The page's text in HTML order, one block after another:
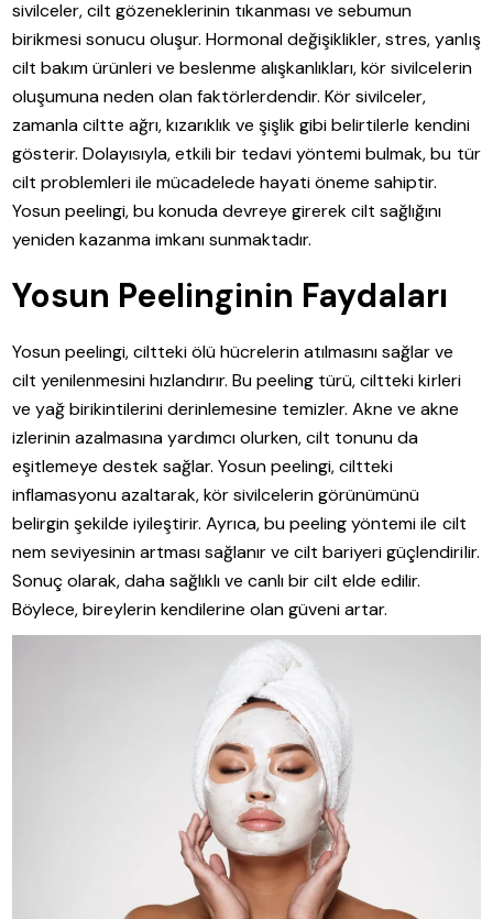
sivilceler, cilt gözeneklerinin tıkanması ve sebumun
birikmesi sonucu oluşur. Hormonal değişiklikler, stres, yanlış
cilt bakım ürünleri ve beslenme alışkanlıkları, kör sivilcelerin
oluşumuna neden olan faktörlerdendir. Kör sivilceler,
zamanla ciltte ağrı, kızarıklık ve şişlik gibi belirtilerle kendini
gösterir. Dolayısıyla, etkili bir tedavi yöntemi bulmak, bu tür
cilt problemleri ile mücadelede hayati öneme sahiptir.
Yosun peelingi, bu konuda devreye girerek cilt sağlığını
yeniden kazanma imkanı sunmaktadır.
Yosun Peelinginin Faydaları
Yosun peelingi, ciltteki ölü hücrelerin atılmasını sağlar ve
cilt yenilenmesini hızlandırır. Bu peeling türü, ciltteki kirleri
ve yağ birikintilerini derinlemesine temizler. Akne ve akne
izlerinin azalmasına yardımcı olurken, cilt tonunu da
eşitlemeye destek sağlar. Yosun peelingi, ciltteki
inflamasyonu azaltarak, kör sivilcelerin görünümünü
belirgin şekilde iyileştirir. Ayrıca, bu peeling yöntemi ile cilt
nem seviyesinin artması sağlanır ve cilt bariyeri güçlendirilir.
Sonuç olarak, daha sağlıklı ve canlı bir cilt elde edilir.
Böylece, bireylerin kendilerine olan güveni artar.